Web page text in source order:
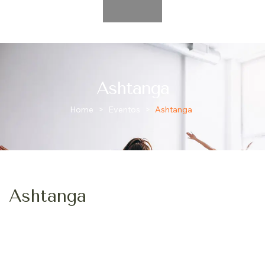
Ashtanga
Home > Eventos Ashtanga
Ashtanga